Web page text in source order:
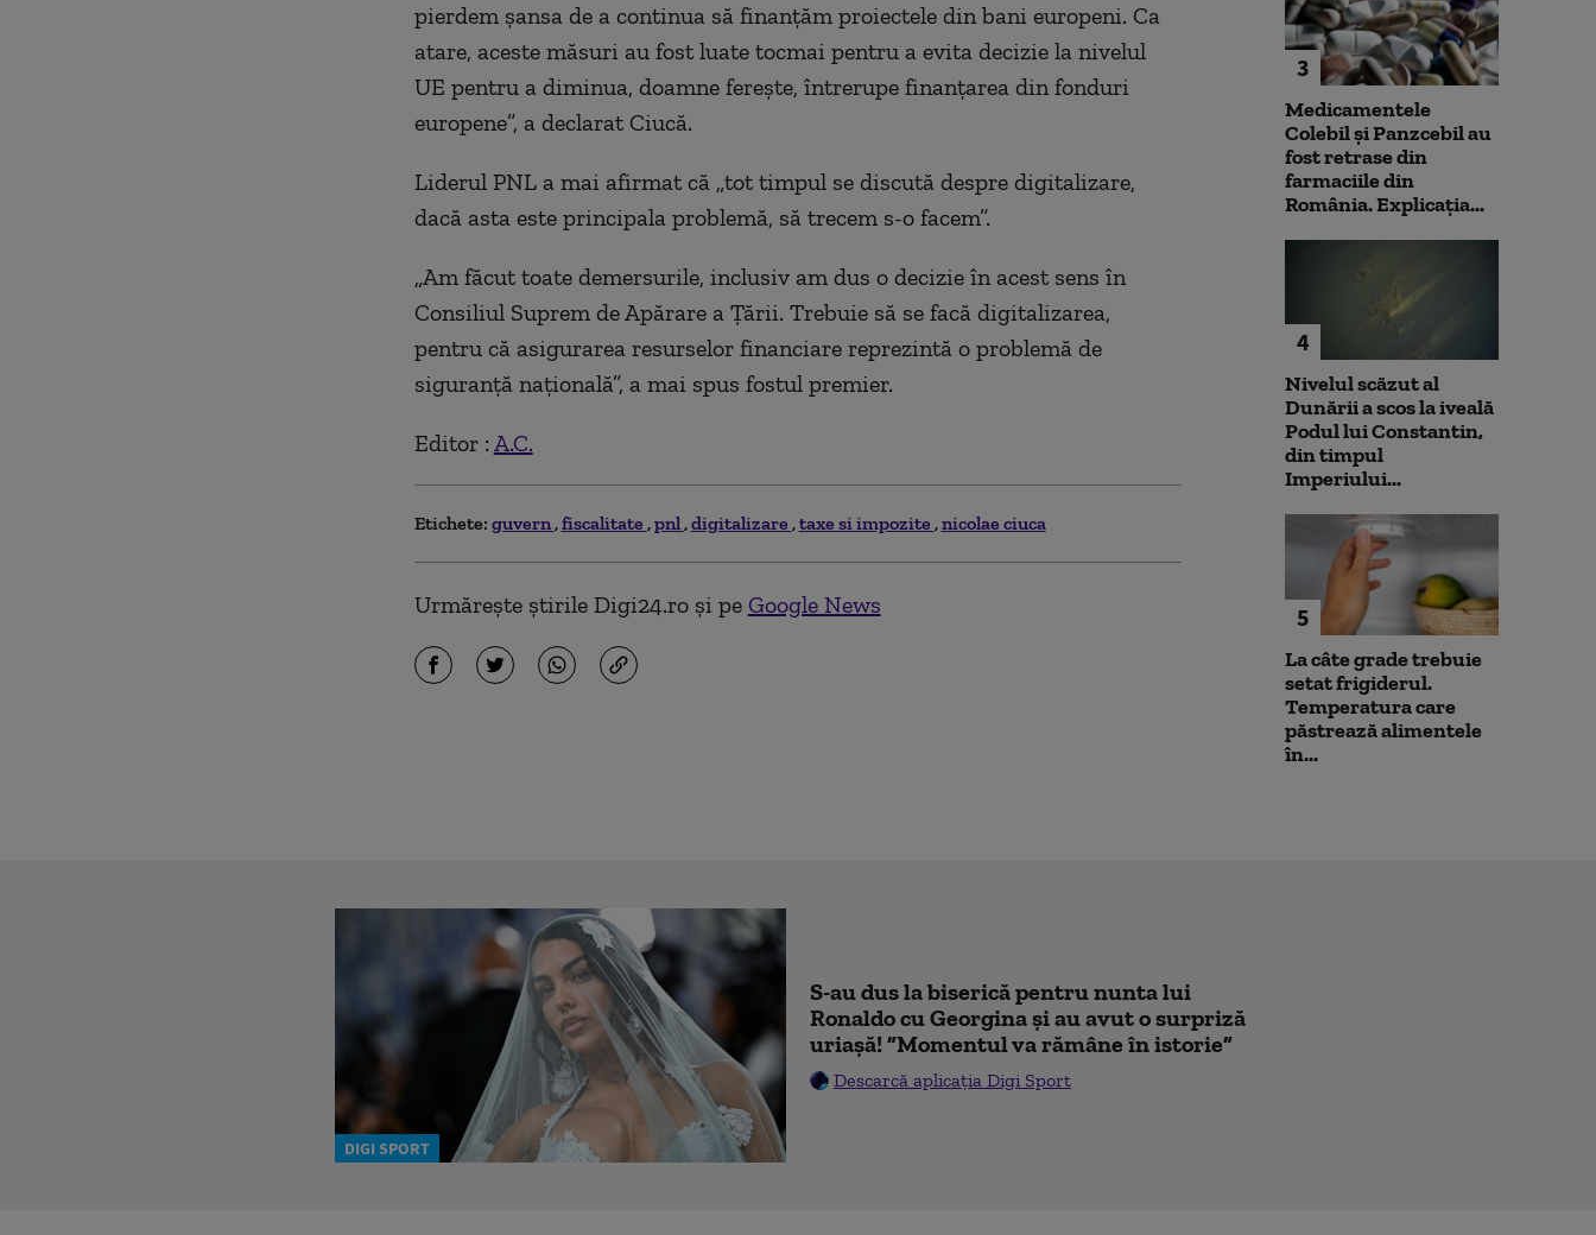
pierdem şansa de a continua să finanţăm proiectele din bani europeni. Ca
atare, aceste măsuri au fost luate tocmai pentru a evita decizie la nivelul
UE pentru a diminua, doamne fereşte, întrerupe finanţarea din fonduri
europene”, a declarat Ciucă.
Liderul PNL a mai afirmat că „tot timpul se discută despre digitalizare,
dacă asta este principala problemă, să trecem s-o facem”.
„Am făcut toate demersurile, inclusiv am dus o decizie în acest sens în
Consiliul Suprem de Apărare a Ţării. Trebuie să se facă digitalizarea,
pentru că asigurarea resurselor financiare reprezintă o problemă de
siguranţă naţională”, a mai spus fostul premier.
Editor : A.C.
Etichete: guvern fiscalitate pnl digitalizare taxe si impozite nicolae ciuca
Urmărește știrile Digi24.ro și pe Google News
3
Medicamentele
Colebil și Panzcebil au
fost retrase din
farmaciile din
România. Explicația...
4
Nivelul scăzut al
Dunării a scos la iveală
Podul lui Constantin,
din timpul
Imperiului...
5
La câte grade trebuie
setat frigiderul.
Temperatura care
păstrează alimentele
în...
DIGI SPORT
S-au dus la biserică pentru nunta lui
Ronaldo cu Georgina și au avut o surpriză
uriașă! ”Momentul va rămâne în istorie”
Descarcă aplicația Digi Sport